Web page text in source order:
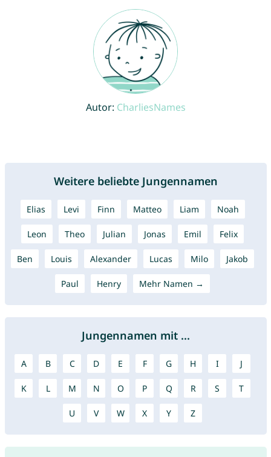
Autor: CharliesNames
Weitere beliebte Jungennamen
Elias Levi Finn Matteo Liam Noah
Leon Theo Julian Jonas Emil Felix
Ben Louis Alexander Lucas Milo Jakob
Paul Henry Mehr Namen →
Jungennamen mit ...
A B C D E F G H I J
K L M N O P Q R S T
U V W X Y Z